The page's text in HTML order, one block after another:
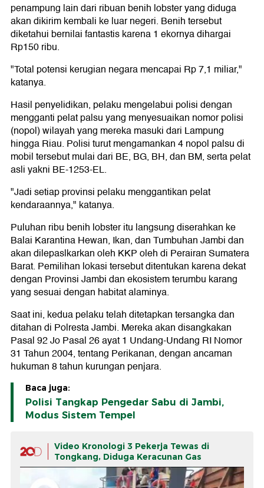
penampung lain dari ribuan benih lobster yang diduga
akan dikirim kembali ke luar negeri. Benih tersebut
diketahui bernilai fantastis karena 1 ekornya dihargai
Rp150 ribu.
"Total potensi kerugian negara mencapai Rp 7,1 miliar,"
katanya.
Hasil penyelidikan, pelaku mengelabui polisi dengan
mengganti pelat palsu yang menyesuaikan nomor polisi
(nopol) wilayah yang mereka masuki dari Lampung
hingga Riau. Polisi turut mengamankan 4 nopol palsu di
mobil tersebut mulai dari BE, BG, BH, dan BM, serta pelat
asli yakni BE-1253-EL.
"Jadi setiap provinsi pelaku menggantikan pelat
kendaraannya," katanya.
Puluhan ribu benih lobster itu langsung diserahkan ke
Balai Karantina Hewan, Ikan, dan Tumbuhan Jambi dan
akan dilepaslkarkan oleh KKP oleh di Perairan Sumatera
Barat. Pemilihan lokasi tersebut ditentukan karena dekat
dengan Provinsi Jambi dan ekosistem terumbu karang
yang sesuai dengan habitat alaminya.
Saat ini, kedua pelaku telah ditetapkan tersangka dan
ditahan di Polresta Jambi. Mereka akan disangkakan
Pasal 92 Jo Pasal 26 ayat 1 Undang-Undang RI Nomor
31 Tahun 2004, tentang Perikanan, dengan ancaman
hukuman 8 tahun kurungan penjara.
Baca juga:
Polisi Tangkap Pengedar Sabu di Jambi,
Modus Sistem Tempel
Video Kronologi 3 Pekerja Tewas di
Tongkang, Diduga Keracunan Gas